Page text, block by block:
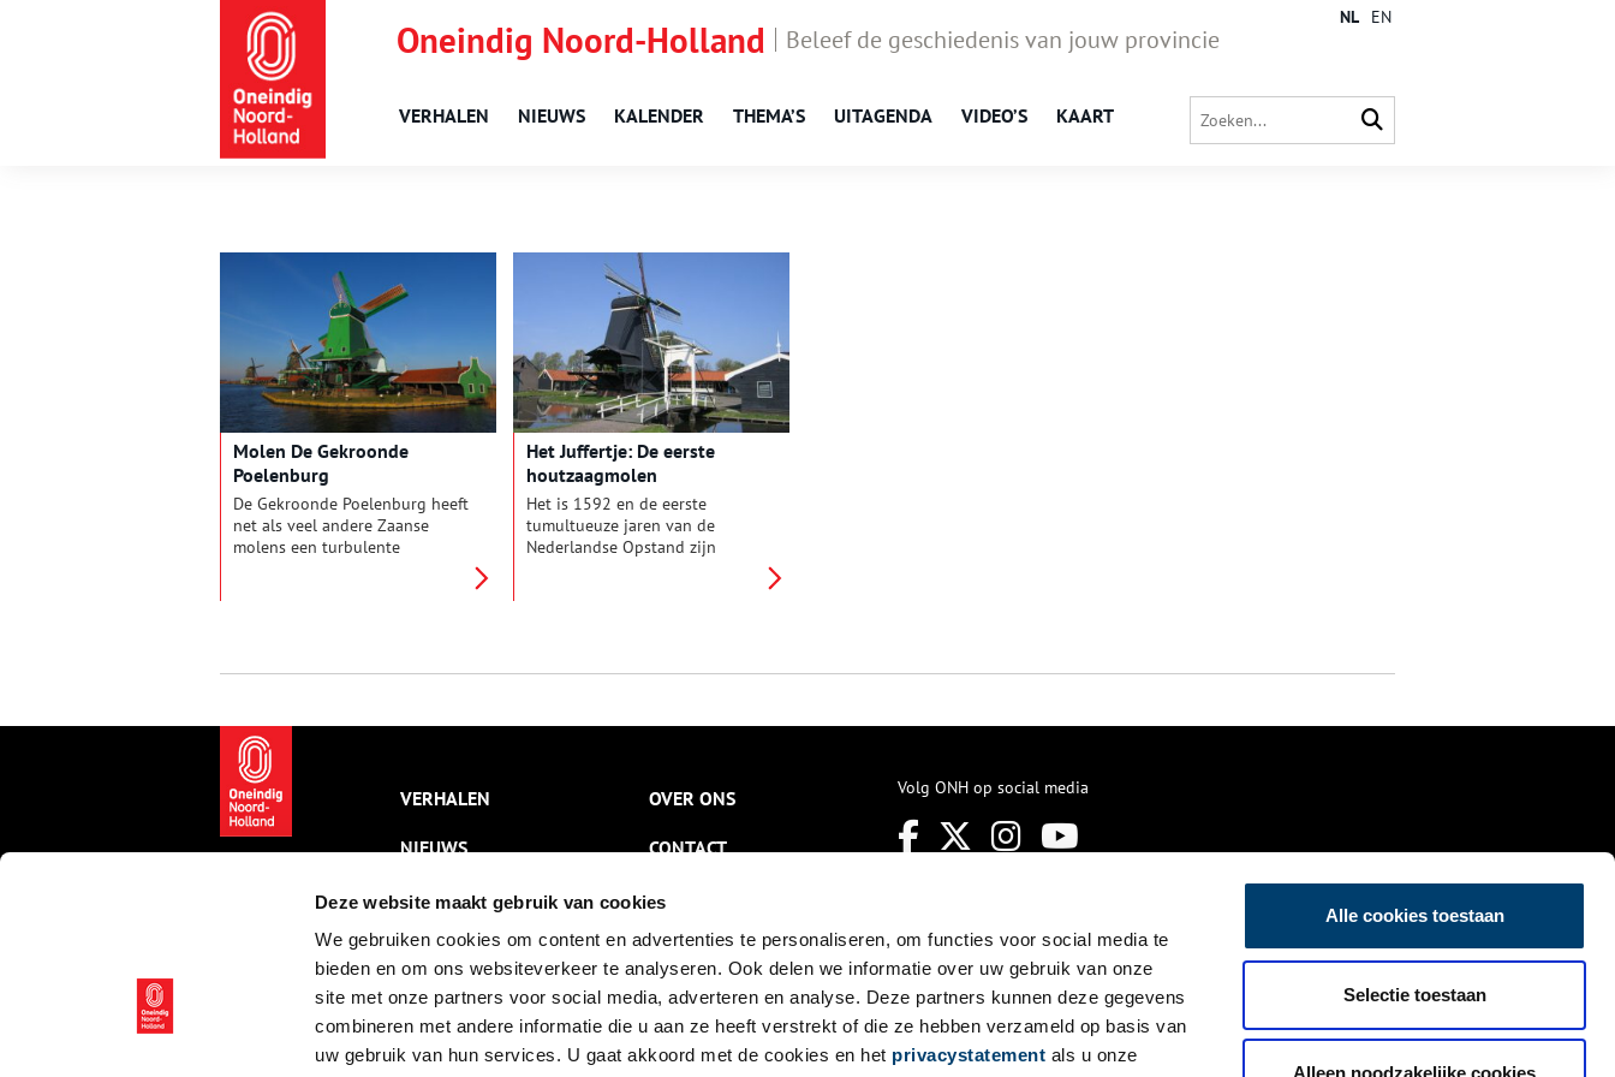
Deze website maakt gebruik van cookies
We gebruiken cookies om content en advertenties te personaliseren, om functies voor social media te
bieden en om ons websiteverkeer te analyseren. Ook delen we informatie over uw gebruik van onze
site met onze partners voor social media, adverteren en analyse. Deze partners kunnen deze gegevens
combineren met andere informatie die u aan ze heeft verstrekt of die ze hebben verzameld op basis van
uw gebruik van hun services. U gaat akkoord met de cookies en het privacystatement als u onze
Alle cookies toestaan
Selectie toestaan
Alleen noodzakelijke cookies
Oneindig Noord-Holland Beleef de geschiedenis van jouw provincie
VERHALEN NIEUWS KALENDER THEMA’S UITAGENDA VIDEO’S KAART
NL EN
Molen De Gekroonde
Poelenburg
De Gekroonde Poelenburg heeft
net als veel andere Zaanse
molens een turbulente
eigenaren en verhuizingen staat
Vereniging De Zaansche Molen)
nog steeds vrolijk hout te
zagen.
Het Juffertje: De eerste
houtzaagmolen
Het is 1592 en de eerste
tumultueuze jaren van de
Nederlandse Opstand zijn
VERHALEN
NIEUWS
KALENDER
THEMA’S
ACTIVITEITEN
VIDEO’S
OVER ONS
CONTACT
NIEUWSBRIEF
DISCLAIMER
PRIVACY
TOEGANKELIJKHEID
Volg ONH op social media